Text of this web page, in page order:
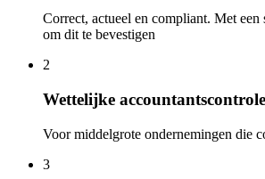
Correct, actueel en compliant. Met een
om dit te bevestigen
2
Wettelijke
Voor middelgrote ondernemingen die
3